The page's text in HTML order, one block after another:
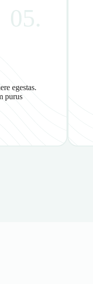
05.
egestas.
purus